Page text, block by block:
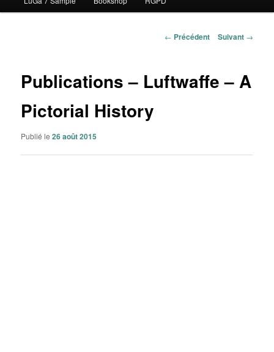
contenu
Navigation
← Précédent Suivant →
Publications – Luftwaffe – A
Pictorial History
Publié le26 août 2015